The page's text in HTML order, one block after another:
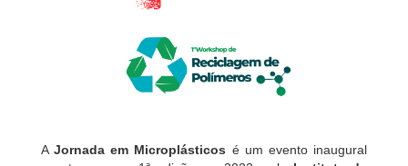
AJornada em Microplásticos é um evento inaugural